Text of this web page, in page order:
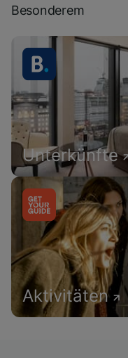
Besonderem
Unterkünfte
Aktivitäten